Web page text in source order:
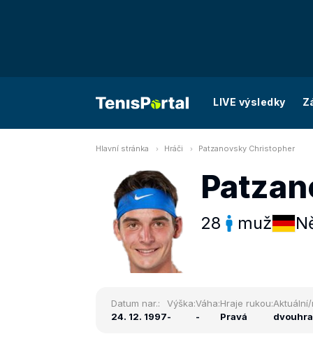
LIVE výsledky
Hlavní stránka Hráči Patzanovsky Christopher
28 muž
Datum nar.:
24. 12. 1997
Výška:
-
Váha:
-
Hraje rukou:
Pravá